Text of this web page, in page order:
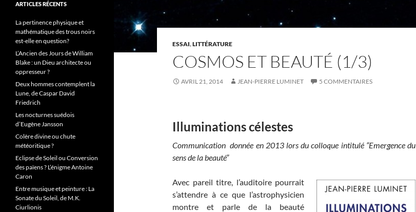
ESSAI,LITTÉRATURE
COSMOS ET BEAUTÉ (1/3)
AVRIL 21, 2014 JEAN-PIERRE LUMINET 5 COMMENTAIRES
Illuminations célestes
Communication donnée en 2013 lors du colloque intitulé “Emergence du
sens de la beauté”
Avec pareil titre, l’auditoire pourrait
s’attendre à ce que l’astrophysicien
montre et parle de la beauté
ARTICLES RÉCENTS
La pertinence physique et
mathématique des trous noirs
est-elle en question?
L’Ancien des Jours de William
Blake : un Dieu architecte ou
oppresseur ?
Deux hommes contemplent la
Lune, de Caspar David
Friedrich
Les nocturnes suédois
d’Eugène Jansson
Colère divine ou chute
météoritique ?
Eclipse de Soleil ou Conversion
des païens ? L’énigme Antoine
Caron
Entre musique et peinture : La
Sonate du Soleil, de M.K.
Ciurlionis